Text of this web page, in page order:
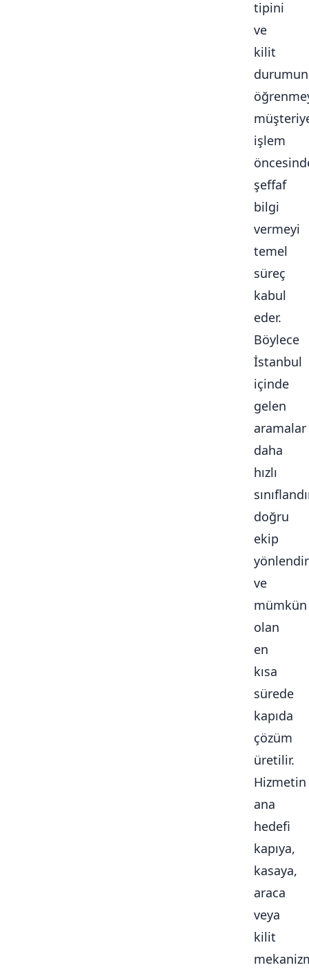
tipini
ve
kilit
işlem
şeffaf
bilgi
vermeyi
temel
süreç
kabul
eder.
Böylece
İstanbul
içinde
gelen
aramalar
daha
hızlı
doğru
ekip
ve
mümkün
olan
en
kısa
sürede
kapıda
çözüm
üretilir.
Hizmetin
ana
hedefi
kapıya,
kasaya,
araca
veya
kilit